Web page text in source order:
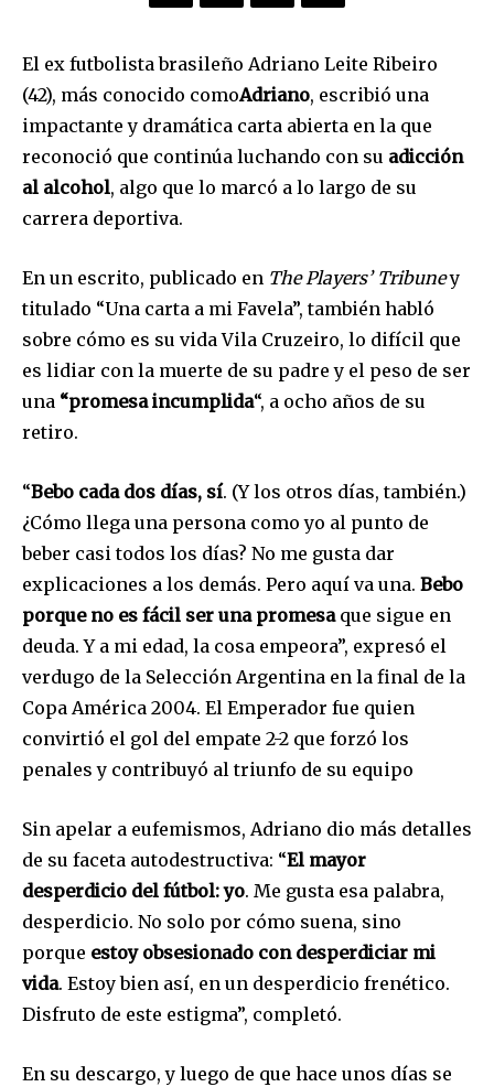
El ex futbolista brasileño Adriano Leite Ribeiro
(42), más conocido comoAdriano, escribió una
impactante y dramática carta abierta en la que
reconoció que continúa luchando con su adicción
al alcohol, algo que lo marcó a lo largo de su
carrera deportiva.
En un escrito, publicado en The Players’ Tribuney
titulado “Una carta a mi Favela”, también habló
sobre cómo es su vida Vila Cruzeiro, lo difícil que
es lidiar con la muerte de su padre y el peso de ser
una “promesa incumplida“, a ocho años de su
retiro.
“Bebo cada dos días, sí. (Y los otros días, también.)
¿Cómo llega una persona como yo al punto de
beber casi todos los días? No me gusta dar
explicaciones a los demás. Pero aquí va una. Bebo
porque no es fácil ser una promesa que sigue en
deuda. Y a mi edad, la cosa empeora”, expresó el
verdugo de la Selección Argentina en la final de la
Copa América 2004. El Emperador fue quien
convirtió el gol del empate 2-2 que forzó los
penales y contribuyó al triunfo de su equipo
Sin apelar a eufemismos, Adriano dio más detalles
de su faceta autodestructiva: “El mayor
desperdicio del fútbol: yo. Me gusta esa palabra,
desperdicio. No solo por cómo suena, sino
porque estoy obsesionado con desperdiciar mi
vida. Estoy bien así, en un desperdicio frenético.
Disfruto de este estigma”, completó.
En su descargo, y luego de que hace unos días se